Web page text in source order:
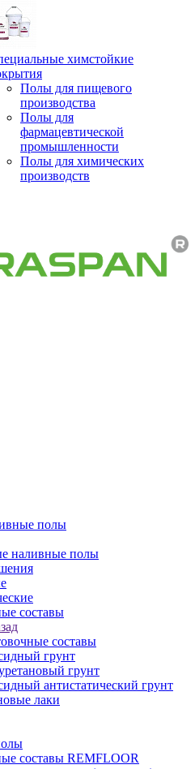
химстойкие
Полы для пищевого
производства
Полы для
фармацевтической
промышленности
Полы для химических
производств
полы
наливные полы
составы
составы
грунт
грунт
антистатический грунт
лаки
составы REMFLOOR